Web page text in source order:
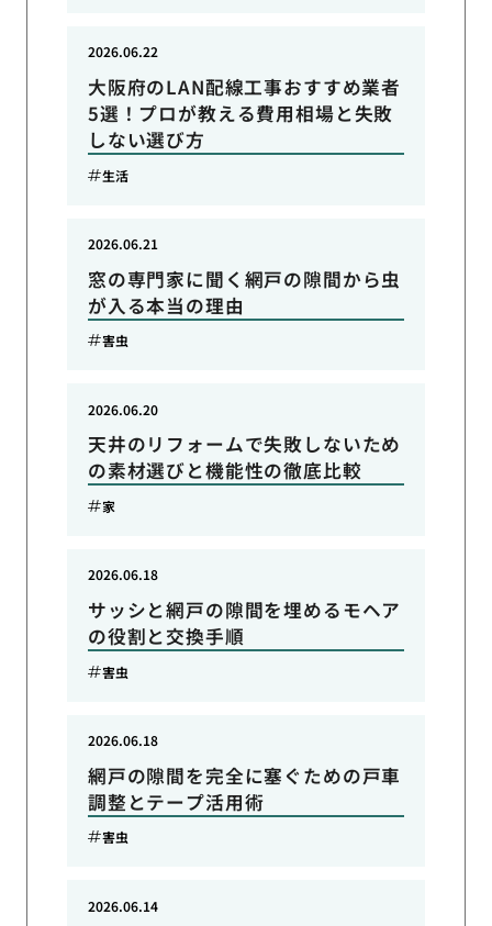
大阪府のLAN配線工事おすすめ業者
5選！プロが教える費用相場と失敗
しない選び方
2026.06.22
生活
窓の専門家に聞く網戸の隙間から虫
が入る本当の理由
2026.06.21
害虫
天井のリフォームで失敗しないため
の素材選びと機能性の徹底比較
2026.06.20
家
サッシと網戸の隙間を埋めるモヘア
の役割と交換手順
2026.06.18
害虫
網戸の隙間を完全に塞ぐための戸車
調整とテープ活用術
2026.06.18
害虫
2026.06.14